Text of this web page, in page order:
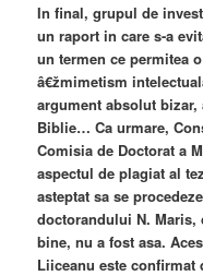
In final, grupul de
un raport in care s-a
un termen ce permitea
â€žmimetism
argument absolut
Biblie… Ca urmare,
Comisia de Doctorat a
aspectul de plagiat al
asteptat sa se
doctorandului N. Maris,
bine, nu a fost asa.
Liiceanu este